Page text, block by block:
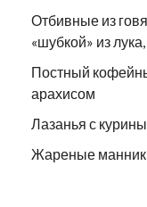
Отбивные из
«шубкой» из
Постный
арахисом
Лазанья с
Жареные